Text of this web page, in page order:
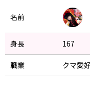
名前
身長 167
職業 クマ愛